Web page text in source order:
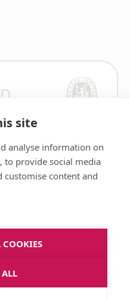
site
analyse information on
to provide social media
customise content and